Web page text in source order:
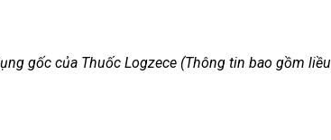
gốc của Thuốc Logzece (Thông tin bao gồm liều